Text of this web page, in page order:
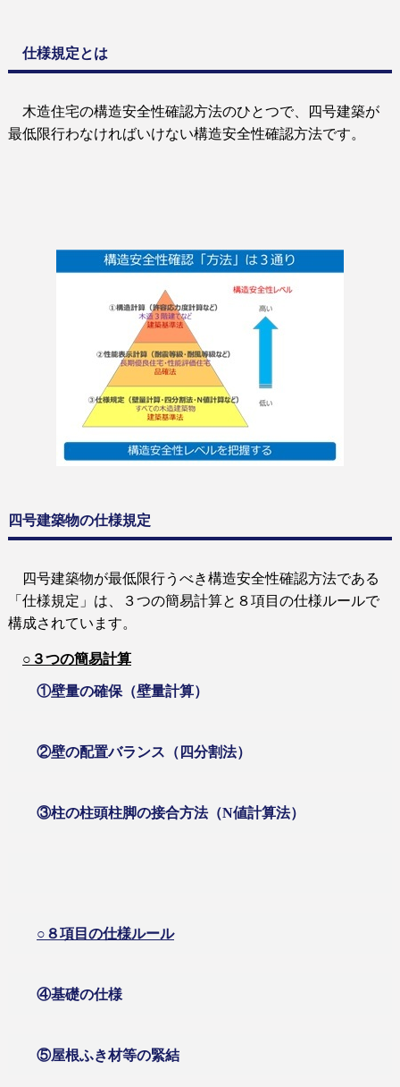
仕様規定とは
木造住宅の構造安全性確認方法のひとつで、四号建築が
最低限行わなければいけない構造安全性確認方法です。
四号建築物の仕様規定
四号建築物が最低限行うべき構造安全性確認方法である
「仕様規定」は、３つの簡易計算と８項目の仕様ルールで
構成されています。
○３つの簡易計算
①壁量の確保（壁量計算）
②壁の配置バランス（四分割法）
③柱の柱頭柱脚の接合方法（N値計算法）
○８項目の仕様ルール
④基礎の仕様
⑤屋根ふき材等の緊結